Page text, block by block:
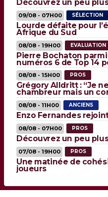
Découvrez un peu
09/08 - 07H00 SÉLECTION
Lourde défaite pour
Afrique du Sud
08/08 - 19H00 EVALUATION
Pierre Bochaton
numéros 6 de Top 14
08/08 - 15H00 PROS
Grégory Alldritt : “Je
chambreur mais un
08/08 - 11H00 ANCIENS
Enzo Fernandes
08/08 - 07H00 PROS
Découvrez un peu
07/08 - 19H00 PROS
Une matinée de
joueurs